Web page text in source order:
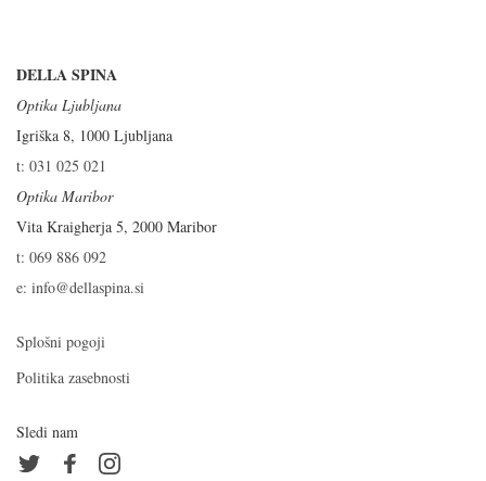
DELLA SPINA
Optika Ljubljana
Igriška 8, 1000 Ljubljana
t: 031 025 021
Optika Maribor
Vita Kraigherja 5, 2000 Maribor
t: 069 886 092
e: info@dellaspina.si
Splošni pogoji
Politika zasebnosti
Sledi nam